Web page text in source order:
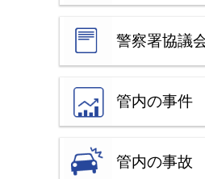
警察署協議
管内の事件
管内の事故